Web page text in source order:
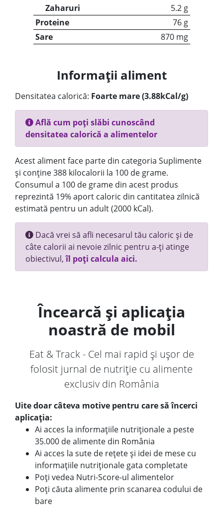
Zaharuri
5.2 g
Proteine
76 g
Sare
870 mg
Informații aliment
Densitatea calorică: Foarte mare (3.88kCal/g)
Află cum poți slăbi cunoscând
densitatea calorică a alimentelor
Acest aliment face parte din categoria Suplimente
și conține 388 kilocalorii la 100 de grame.
Consumul a 100 de grame din acest produs
reprezintă 19% aport caloric din cantitatea zilnică
estimată pentru un adult (2000 kCal).
Dacă vrei să afli necesarul tău caloric și de
câte calorii ai nevoie zilnic pentru a-ți atinge
obiectivul,îl poți calcula aici.
Încearcă și aplicația
noastră de mobil
Eat & Track - Cel mai rapid și ușor de
folosit jurnal de nutriție cu alimente
exclusiv din România
Uite doar câteva motive pentru care să încerci
aplicația:
Ai acces la informațiile nutriționale a peste
35.000 de alimente din România
Ai acces la sute de rețete și idei de mese cu
informațiile nutriționale gata completate
Poți vedea Nutri-Score-ul alimentelor
Poți căuta alimente prin scanarea codului de
bare